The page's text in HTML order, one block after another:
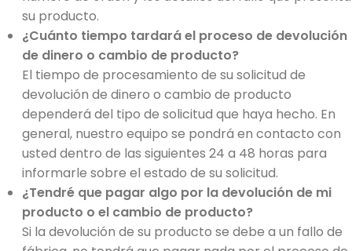
su producto.
¿Cuánto tiempo tardará el proceso de devolución
de dinero o cambio de producto?
El tiempo de procesamiento de su solicitud de
devolución de dinero o cambio de producto
dependerá del tipo de solicitud que haya hecho. En
general, nuestro equipo se pondrá en contacto con
usted dentro de las siguientes 24 a 48 horas para
informarle sobre el estado de su solicitud.
¿Tendré que pagar algo por la devolución de mi
producto o el cambio de producto?
Si la devolución de su producto se debe a un fallo de